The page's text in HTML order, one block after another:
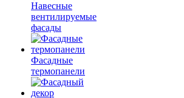
Навесные
вентилируемые
фасады
Фасадные
термопанели